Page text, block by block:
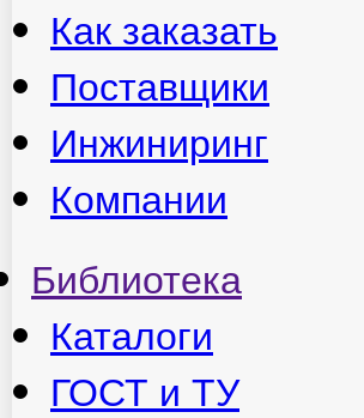
Как заказать
Поставщики
Инжиниринг
Компании
Библиотека
Каталоги
ГОСТ и ТУ